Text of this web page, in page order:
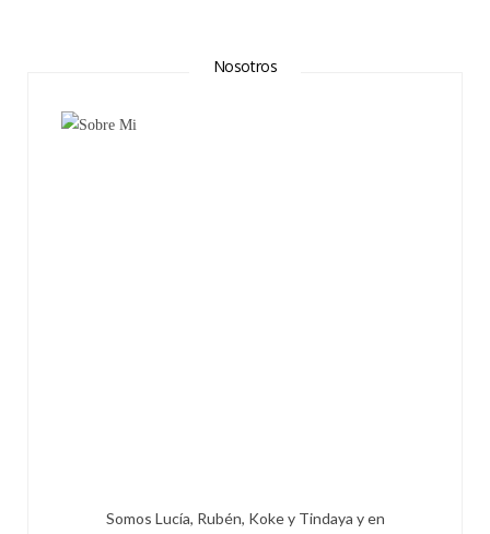
Nosotros
Somos Lucía, Rubén, Koke y Tindaya y en